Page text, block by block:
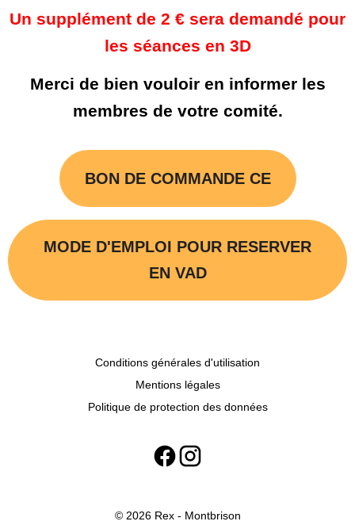
Un supplément de 2 € sera demandé pour
les séances en 3D
Merci de bien vouloir en informer les
membres de votre comité.
BON DE COMMANDE CE
MODE D'EMPLOI POUR RESERVER
EN VAD
Conditions générales d'utilisation
Mentions légales
Politique de protection des données
© 2026 Rex - Montbrison